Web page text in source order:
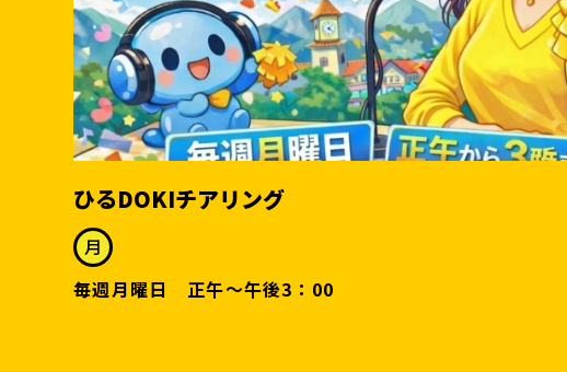
ひるDOKIチアリング
月
毎週月曜日 正午～午後3：00